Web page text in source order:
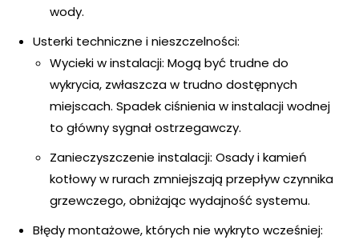
wody.
Usterki techniczne i nieszczelności:
Wycieki w instalacji: Mogą być trudne do
wykrycia, zwłaszcza w trudno dostępnych
miejscach. Spadek ciśnienia w instalacji wodnej
to główny sygnał ostrzegawczy.
Zanieczyszczenie instalacji: Osady i kamień
kotłowy w rurach zmniejszają przepływ czynnika
grzewczego, obniżając wydajność systemu.
Błędy montażowe, których nie wykryto wcześniej: